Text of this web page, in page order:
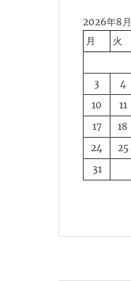
2026年8月
月
火
3
4
10
11
17
18
24
25
31